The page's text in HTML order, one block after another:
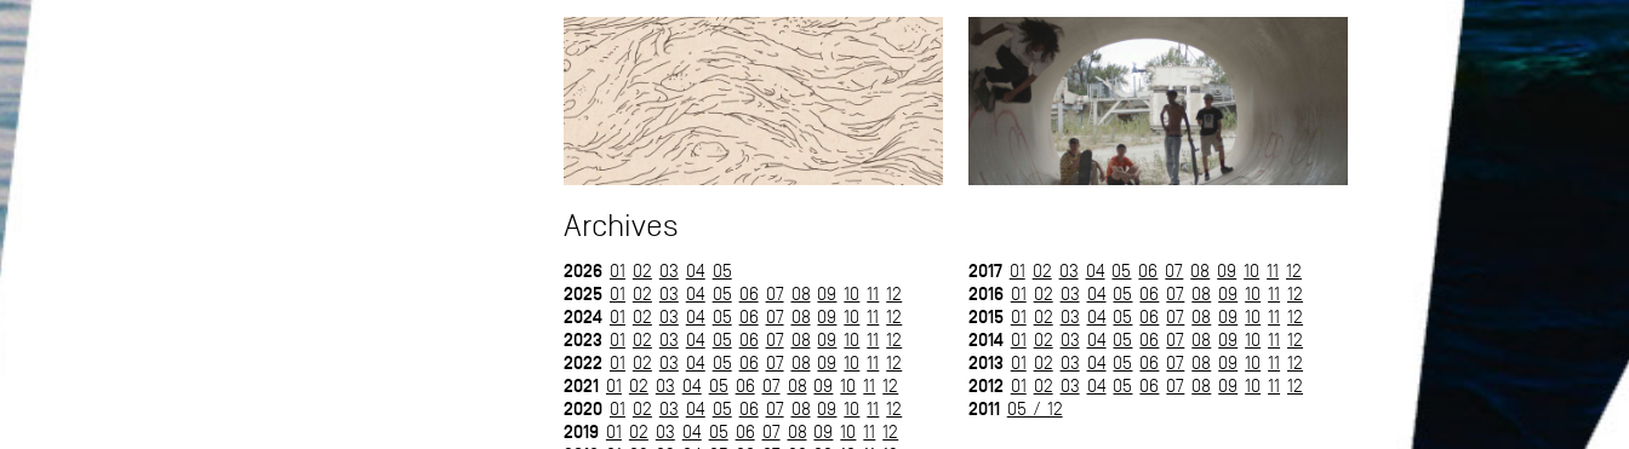
Archives
2026 01 02 03 04 05
2025 01 02 03 04 05 06 07 08 09 10 11 12
2024 01 02 03 04 05 06 07 08 09 10 11 12
2023 01 02 03 04 05 06 07 08 09 10 11 12
2022 01 02 03 04 05 06 07 08 09 10 11 12
2021 01 02 03 04 05 06 07 08 09 10 11 12
2020 01 02 03 04 05 06 07 08 09 10 11 12
2019 01 02 03 04 05 06 07 08 09 10 11 12
2017 01 02 03 04 05 06 07 08 09 10 11 12
2016 01 02 03 04 05 06 07 08 09 10 11 12
2015 01 02 03 04 05 06 07 08 09 10 11 12
2014 01 02 03 04 05 06 07 08 09 10 11 12
2013 01 02 03 04 05 06 07 08 09 10 11 12
2012 01 02 03 04 05 06 07 08 09 10 11 12
2011 05 / 12